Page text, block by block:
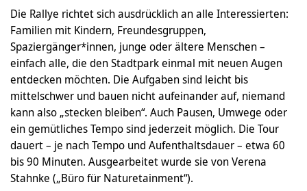
Die Rallye richtet sich ausdrücklich an alle Interessierten:
Familien mit Kindern, Freundesgruppen,
Spaziergänger*innen, junge oder ältere Menschen –
einfach alle, die den Stadtpark einmal mit neuen Augen
entdecken möchten. Die Aufgaben sind leicht bis
mittelschwer und bauen nicht aufeinander auf, niemand
kann also „stecken bleiben“. Auch Pausen, Umwege oder
ein gemütliches Tempo sind jederzeit möglich. Die Tour
dauert – je nach Tempo und Aufenthaltsdauer – etwa 60
bis 90 Minuten. Ausgearbeitet wurde sie von Verena
Stahnke („Büro für Naturetainment“).